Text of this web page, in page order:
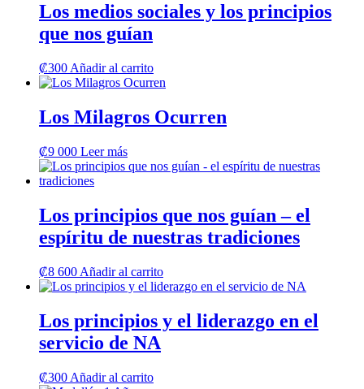
Los medios sociales y los principios
que nos guían
₡300 Añadir al carrito
Los Milagros Ocurren
₡9 000 Leer más
Los principios que nos guían – el
espíritu de nuestras tradiciones
₡8 600 Añadir al carrito
Los principios y el liderazgo en el
servicio de NA
₡300 Añadir al carrito